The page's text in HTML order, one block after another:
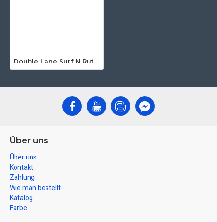
Double Lane Surf N Rutsche Mit Pool
Über uns
Über uns
Kontakt
Zahlung
Wie man bestellt
Katalog
Farbe